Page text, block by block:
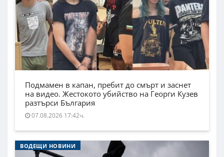
Подмамен в капан, пребит до смърт и заснет
на видео. Жестокото убийство на Георги Кузев
разтърси България
07.08.2026 17:42ч.
ВОДЕЩИ НОВИНИ